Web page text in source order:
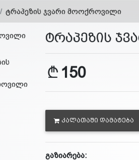
ტრაპეზის ჯვარი მოოქროვილი
ტრაპეზის
150
ᲙᲐᲚᲐᲗᲐᲨᲘ ᲓᲐᲛᲐᲢᲔᲑᲐ
გაზიარება: